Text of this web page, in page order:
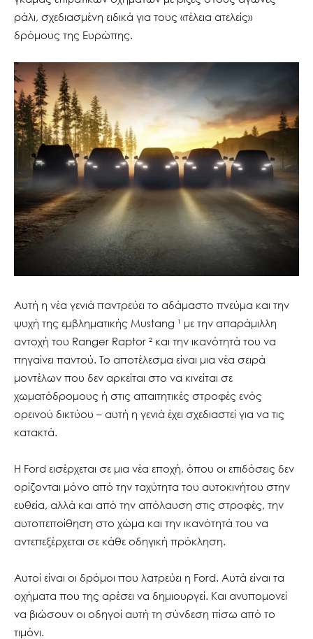
ράλι, σχεδιασμένη ειδικά για τους «τέλεια ατελείς»
δρόμους της Ευρώπης.
Αυτή η νέα γενιά παντρεύει το αδάμαστο πνεύμα και την
ψυχή της εμβληματικής Mustang ¹ με την απαράμιλλη
αντοχή του Ranger Raptor ² και την ικανότητά του να
πηγαίνει παντού. Το αποτέλεσμα είναι μια νέα σειρά
μοντέλων που δεν αρκείται στο να κινείται σε
χωματόδρομους ή στις απαιτητικές στροφές ενός
ορεινού δικτύου – αυτή η γενιά έχει σχεδιαστεί για να τις
κατακτά.
Η Ford εισέρχεται σε μια νέα εποχή, όπου οι επιδόσεις δεν
ορίζονται μόνο από την ταχύτητα του αυτοκινήτου στην
ευθεία, αλλά και από την απόλαυση στις στροφές, την
αυτοπεποίθηση στο χώμα και την ικανότητά του να
αντεπεξέρχεται σε κάθε οδηγική πρόκληση.
Αυτοί είναι οι δρόμοι που λατρεύει η Ford. Αυτά είναι τα
οχήματα που της αρέσει να δημιουργεί. Και ανυπομονεί
να βιώσουν οι οδηγοί αυτή τη σύνδεση πίσω από το
τιμόνι.